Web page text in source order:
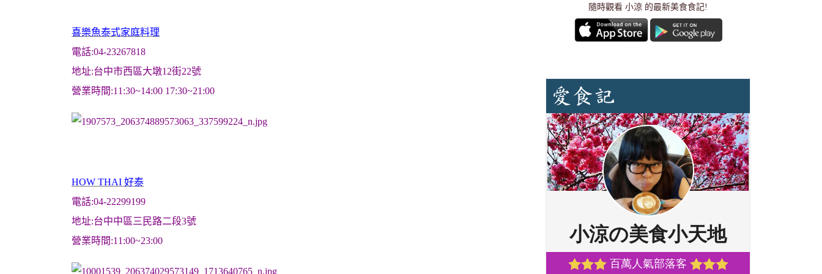
喜樂魚泰式家庭料理
電話:04-23267818
地址:台中市西區大墩12街22號
營業時間:11:30~14:00 17:30~21:00
HOW THAI 好泰
電話:04-22299199
地址:台中中區三民路二段3號
營業時間:11:00~23:00
隨時觀看 小涼 的最新美食食記!